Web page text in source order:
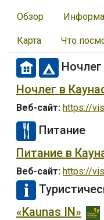
Обзор
Карта Что
Ночлег
Ночлег в
Веб-сайт: https://
Питание
Питание в
Веб-сайт: https://
«Kaunas IN»